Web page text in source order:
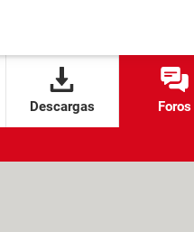
Descargas Foros